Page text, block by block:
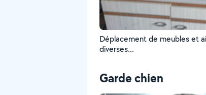
Déplacement de meubles et
diverses...
Garde chien